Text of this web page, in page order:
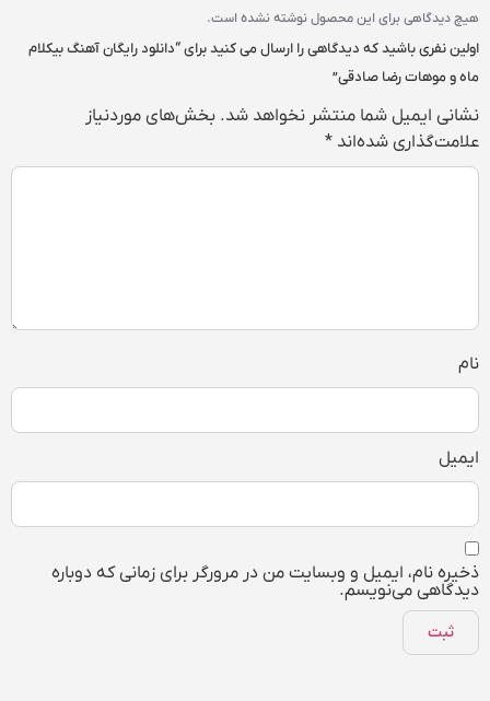
هیچ دیدگاهی برای این محصول نوشته نشده است.
اولین نفری باشید که دیدگاهی را ارسال می کنید برای “دانلود رایگان آهنگ‌ بیکلام
ماه و موهات رضا صادقی”
نشانی ایمیل شما منتشر نخواهد شد. بخش‌های موردنیاز
علامت‌گذاری شده‌اند *
نام
ایمیل
ذخیره نام، ایمیل و وبسایت من در مرورگر برای زمانی که دوباره
دیدگاهی می‌نویسم.